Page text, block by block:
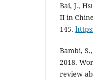
Bai, J.,
II in
145.
Bambi,
2018.
review